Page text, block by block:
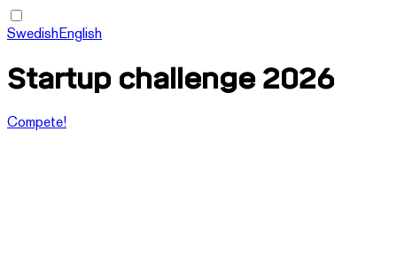
SwedishEnglish
Startup challenge 2026
Compete!